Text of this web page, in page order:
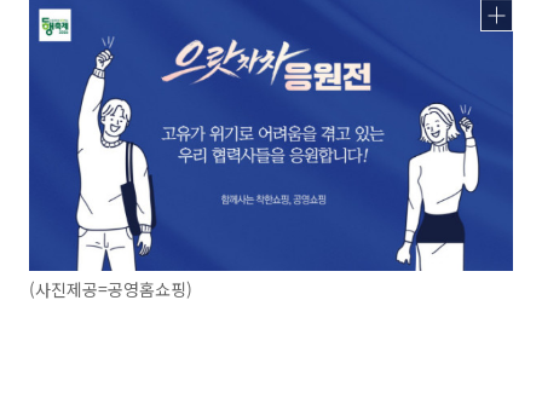
(사진제공=공영홈쇼핑)